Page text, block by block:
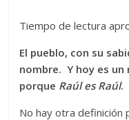
Tiempo de lectura
El pueblo, con su
nombre. Y hoy es un
porque Raúl es Raúl.
No hay otra definición